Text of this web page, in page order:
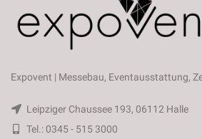
Expovent | Messebau, Eventausstattung,
Leipziger Chaussee 193, 06112 Halle
Tel.: 0345 - 515 3000